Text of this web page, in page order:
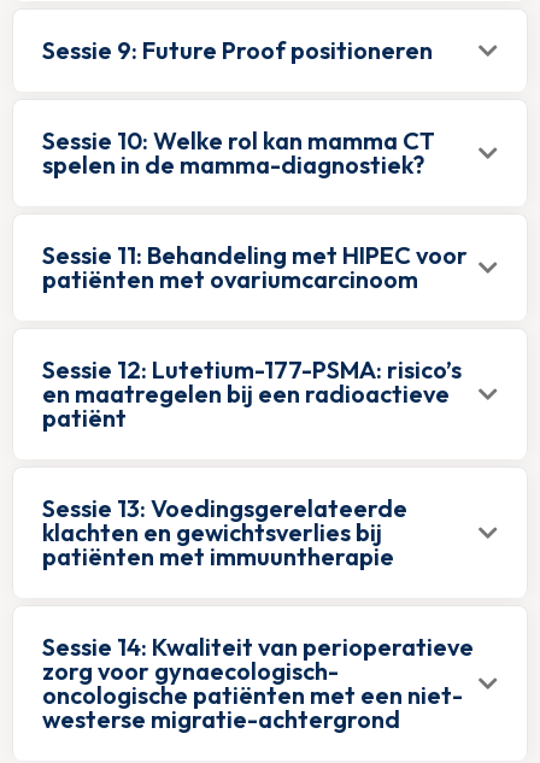
Sessie 9: Future Proof positioneren
Sessie 10: Welke rol kan mamma CT
spelen in de mamma-diagnostiek?
Sessie 11: Behandeling met HIPEC voor
patiënten met ovariumcarcinoom
Sessie 12: Lutetium-177-PSMA: risico’s
en maatregelen bij een radioactieve
patiënt
Sessie 13: Voedingsgerelateerde
klachten en gewichtsverlies bij
patiënten met immuuntherapie
Sessie 14: Kwaliteit van perioperatieve
zorg voor gynaecologisch-
oncologische patiënten met een niet-
westerse migratie-achtergrond